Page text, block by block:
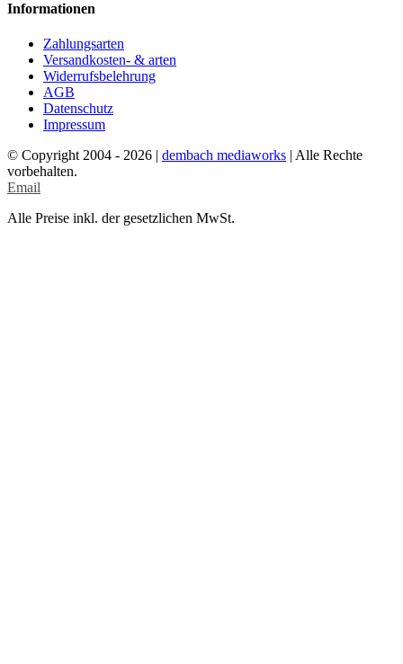
Informationen
Zahlungsarten
Versandkosten- & arten
Widerrufsbelehrung
AGB
Datenschutz
Impressum
© Copyright 2004 - 2026 | dembach mediaworks | Alle Rechte
vorbehalten.
Email
Alle Preise inkl. der gesetzlichen MwSt.